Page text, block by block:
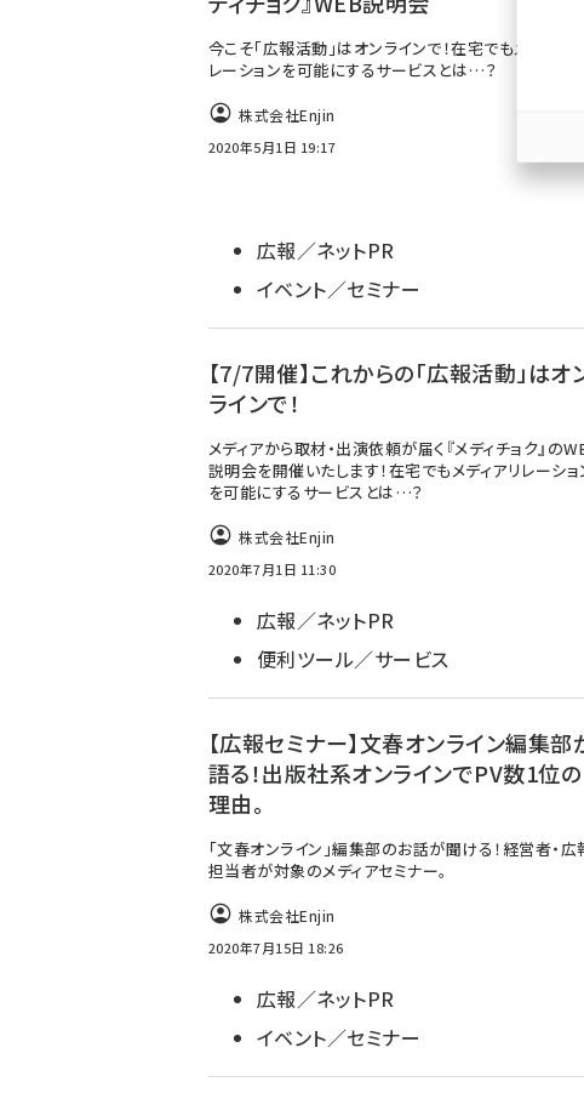
今こそ「広報活動」はオンラインで！在宅でもメディアリ
レーションを可能にするサービスとは…？
株式会社Enjin
2020年5月1日 19:17
広報／ネットPR
イベント／セミナー
【7/7開催】これからの「広報活動」はオ
ラインで！
メディアから取材・出演依頼が届く『メディチョク』の
説明会を開催いたします！在宅でもメディアリレーショ
を可能にするサービスとは…？
株式会社Enjin
2020年7月1日 11:30
広報／ネットPR
便利ツール／サービス
【広報セミナー】文春オンライン編集部
語る！出版社系オンラインでPV数1位の
理由。
「文春オンライン」編集部のお話が聞ける！経営者・広
担当者が対象のメディアセミナー。
株式会社Enjin
2020年7月15日 18:26
広報／ネットPR
イベント／セミナー